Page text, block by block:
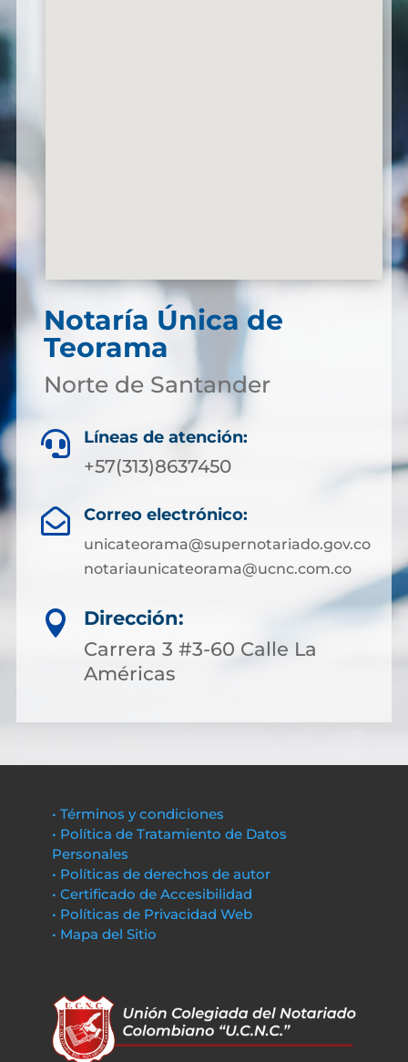
Notaría Única de
Teorama
Norte de Santander
 Líneas de atención:
+57(313)8637450
 Correo electrónico:
unicateorama@supernotariado.gov.co
notariaunicateorama@ucnc.com.co

Dirección:
Carrera 3 #3-60 Calle La
Américas
• Términos y condiciones
• Política de Tratamiento de Datos
Personales
• Políticas de derechos de autor
• Certificado de Accesibilidad
• Políticas de Privacidad Web
• Mapa del Sitio